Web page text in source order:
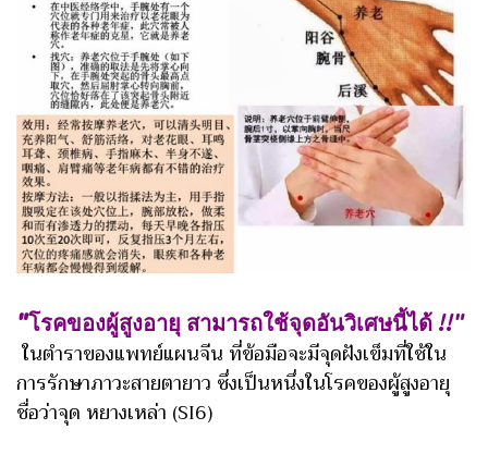
"โรคของผู้สูงอายุ สามารถใช้จุดอันวิเศษนี้ได้!!"
ในตำราของแพทย์แผนจีน ที่ข้อมือจะมีจุดฝังเข็มที่ใช้ใน
การรักษาภาวะสายตายาว ซึ่งเป็นหนึ่งในโรคของผู้สูงอายุ
ชื่อว่าจุด หยางเหล่า (SI6)